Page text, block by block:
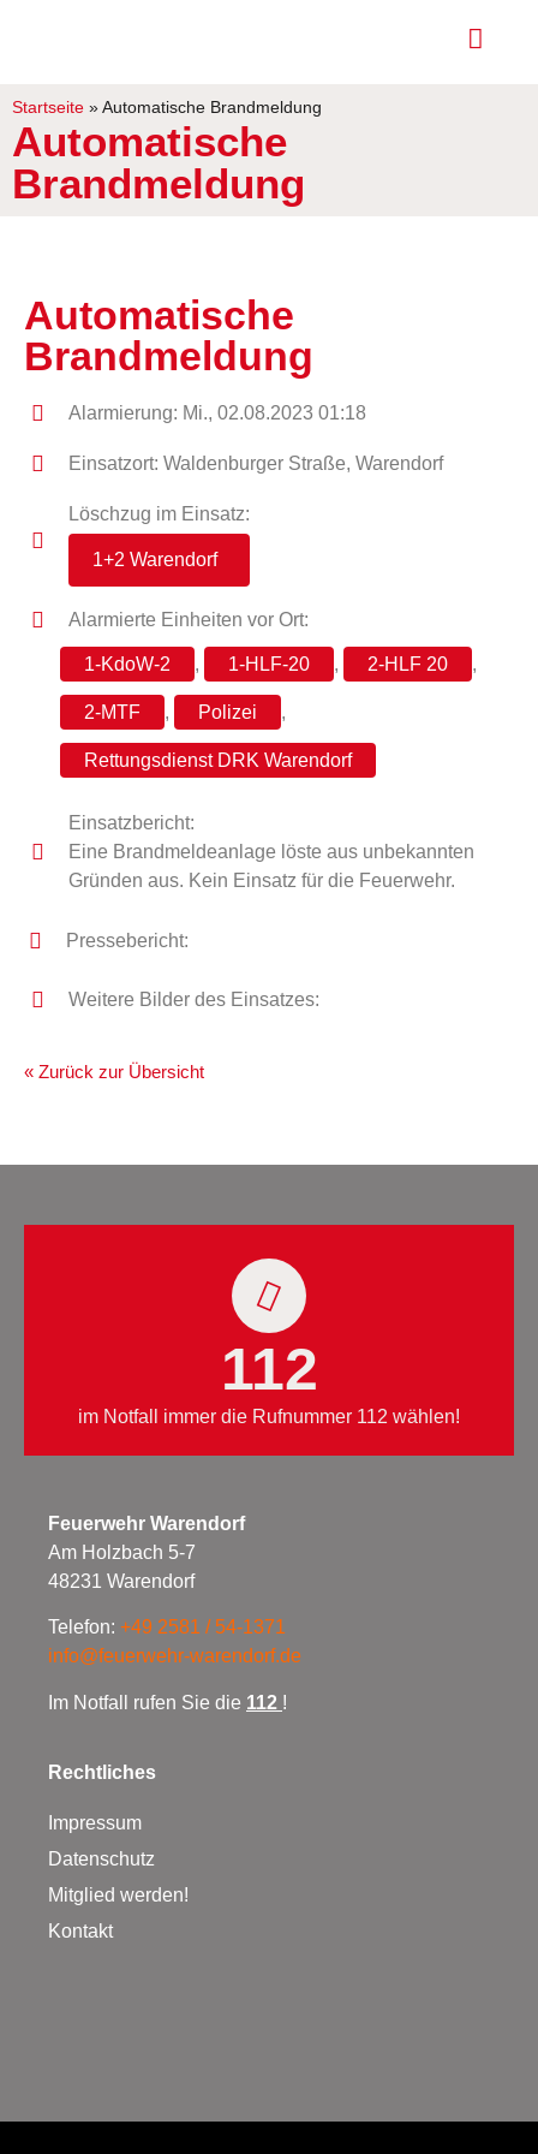
Startseite » Automatische Brandmeldung
Automatische
Brandmeldung
Automatische
Brandmeldung
Alarmierung: Mi., 02.08.2023 01:18
Einsatzort: Waldenburger Straße, Warendorf
Löschzug im Einsatz:
1+2 Warendorf
Alarmierte Einheiten vor Ort:
1-KdoW-2 , 1-HLF-20 , 2-HLF 20 ,
2-MTF , Polizei ,
Rettungsdienst DRK Warendorf
Einsatzbericht:
Eine Brandmeldeanlage löste aus unbekannten
Gründen aus. Kein Einsatz für die Feuerwehr.
Pressebericht:
Weitere Bilder des Einsatzes:
« Zurück zur Übersicht
112
im Notfall immer die Rufnummer 112 wählen!
Feuerwehr Warendorf
Am Holzbach 5-7
48231 Warendorf
Telefon: +49 2581 / 54-1371
info@feuerwehr-warendorf.de
Im Notfall rufen Sie die 112 !
Rechtliches
Impressum
Datenschutz
Mitglied werden!
Kontakt